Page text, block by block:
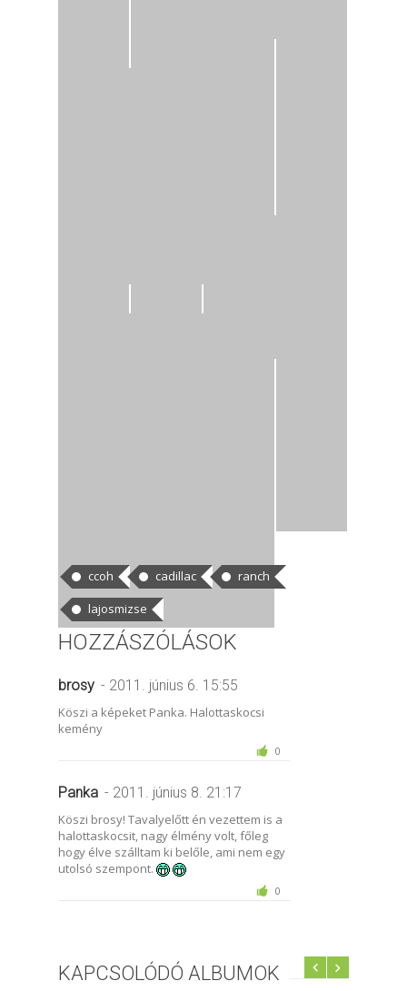
ccoh cadillac
ranch
lajosmizse
HOZZÁSZÓLÁSOK
brosy - 2011. június 6. 15:55
Köszi a képeket Panka. Halottaskocsi
kemény
0
Panka - 2011. június 8. 21:17
Köszi brosy! Tavalyelőtt én vezettem is a
halottaskocsit, nagy élmény volt, főleg
hogy élve szálltam ki belőle, ami nem egy
utolsó szempont.
0
KAPCSOLÓDÓ ALBUMOK